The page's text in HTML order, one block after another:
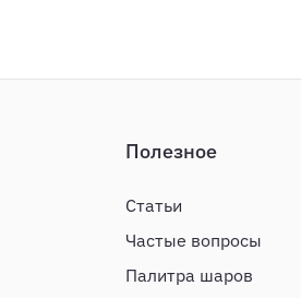
Полезное
Статьи
Частые вопросы
Палитра шаров